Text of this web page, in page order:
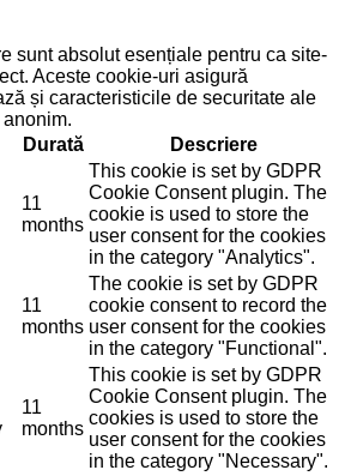
sunt absolut esențiale pentru ca site-
Aceste cookie-uri asigură
și caracteristicile de securitate ale
Durată Descriere
11
months
This cookie is set by GDPR
Cookie Consent plugin. The
cookie is used to store the
user consent for the cookies
in the category "Analytics".
11
months
The cookie is set by GDPR
cookie consent to record the
user consent for the cookies
in the category "Functional".
11
months
This cookie is set by GDPR
Cookie Consent plugin. The
cookies is used to store the
user consent for the cookies
in the category "Necessary".